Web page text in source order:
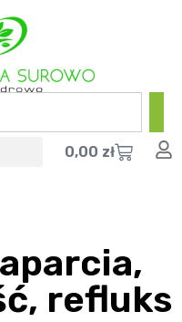
0,00 zł
refluks